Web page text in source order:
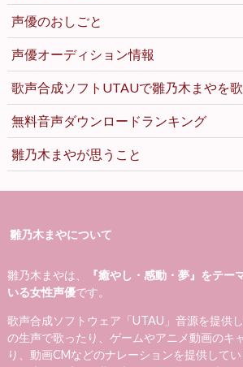
声優のおしごと
声優オーディション情報
歌声合成ソフトUTAUで雛乃木まやを
無料音声ダウンロードランキング
雛乃木まやが思うこと
雛乃木まやについて
雛乃木まやは、
『癒やし・感動・夢』をテー
いる女性声優です。
歌声合成ソフトウェア「UTAU」音源を提供
の生声で歌ったり、ゲームやアニメ動画のキ
り、動画CMなどのナレーションを提供して